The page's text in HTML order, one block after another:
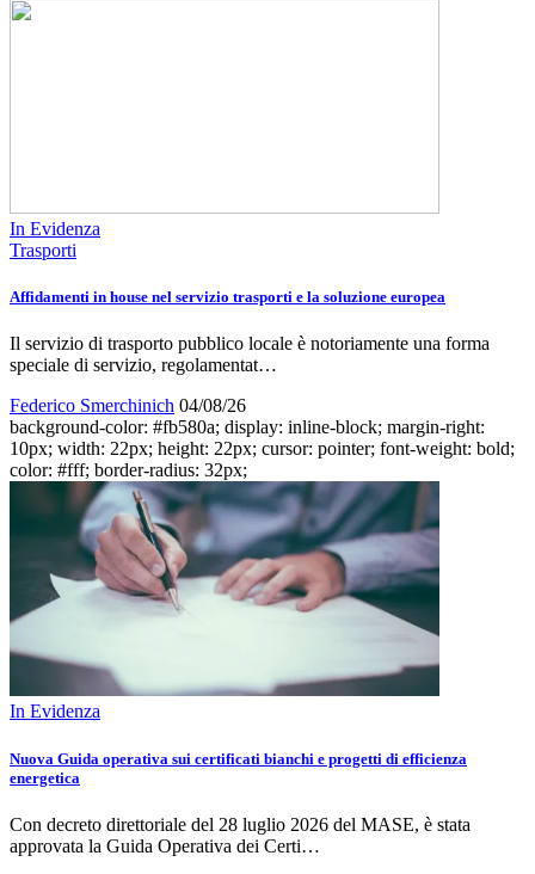
In Evidenza
Trasporti
Affidamenti in house nel servizio trasporti e la soluzione europea
Il servizio di trasporto pubblico locale è notoriamente una forma
speciale di servizio, regolamentat…
Federico Smerchinich 04/08/26
background-color: #fb580a; display: inline-block; margin-right:
10px; width: 22px; height: 22px; cursor: pointer; font-weight: bold;
color: #fff; border-radius: 32px;
In Evidenza
Nuova Guida operativa sui certificati bianchi e progetti di efficienza
energetica
Con decreto direttoriale del 28 luglio 2026 del MASE, è stata
approvata la Guida Operativa dei Certi…